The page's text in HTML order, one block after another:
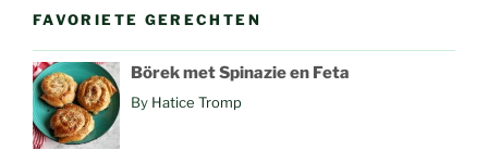
FAVORIETE GERECHTEN
Börek met Spinazie en Feta
By Hatice Tromp